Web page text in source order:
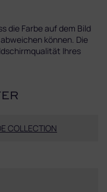
die Farbe auf dem Bild
können. Die
Ihres
COLLECTION